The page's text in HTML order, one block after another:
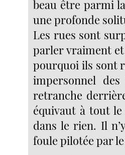
beau être parmi
une profonde
Les rues sont
parler vraiment et
pourquoi ils sont
impersonnel
retranche
équivaut à tout
dans le rien. Il
foule pilotée par